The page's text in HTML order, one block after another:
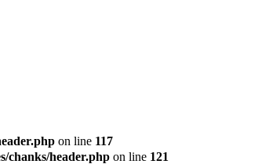
on line 117
chanks/header.php on line 121